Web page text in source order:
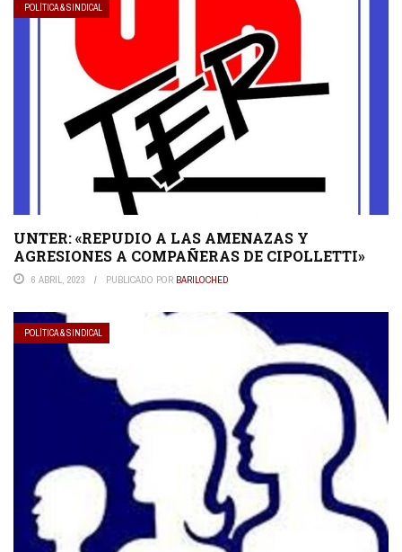
POLÍTICA & SINDICAL
UNTER: «REPUDIO A LAS AMENAZAS Y
AGRESIONES A COMPAÑERAS DE CIPOLLETTI»
6 ABRIL, 2023 PUBLICADO POR BARILOCHED
POLÍTICA & SINDICAL